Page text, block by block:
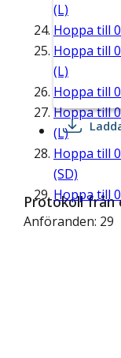
(L)
Hoppa till
Hoppa till
(L)
Hoppa till
Hoppa till
(L)
Hoppa till
(SD)
Hoppa till
Protokoll från
Anföranden: 29